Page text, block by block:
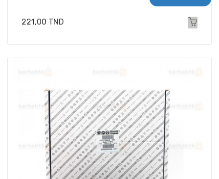
Prix
221,00 TND